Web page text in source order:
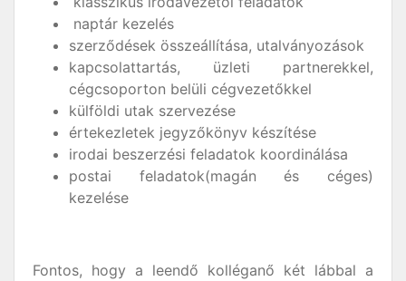
naptár kezelés
szerződések összeállítása, utalványozások
kapcsolattartás, üzleti partnerekkel,
cégcsoporton belüli cégvezetőkkel
külföldi utak szervezése
értekezletek jegyzőkönyv készítése
irodai beszerzési feladatok koordinálása
postai feladatok(magán és céges)
kezelése
Fontos, hogy a leendő kolléganő két lábbal a